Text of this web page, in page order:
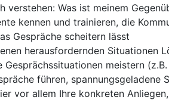
verstehen: Was ist meinem
kennen und trainieren, die
Gespräche scheitern lässt
herausfordernden Situationen
Gesprächssituationen meistern
führen, spannungsgeladene
vor allem Ihre konkreten